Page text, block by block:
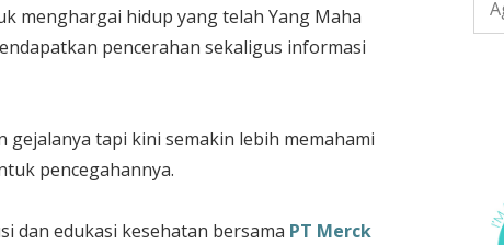
menghargai hidup yang telah Yang Maha
pencerahan sekaligus informasi
gejalanya tapi kini semakin lebih memahami
pencegahannya.
dan edukasi kesehatan bersama PT Merck